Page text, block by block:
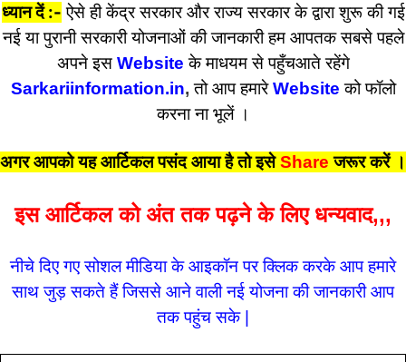
ध्यान दें :- ऐसे ही केंद्र सरकार और राज्य सरकार के द्वारा शुरू की गई
नई या पुरानी सरकारी योजनाओं की जानकारी हम आपतक सबसे पहले
अपने इसWebsite के माधयम से पहुँचआते रहेंगे
Sarkariinformation.in,तो आप हमारेWebsiteको फॉलो
करना ना भूलें ।
अगर आपको यह आर्टिकल पसंद आया है तो इसेShare जरूर करें ।
इस आर्टिकल को अंत तक पढ़ने के लिए धन्यवाद,,,
नीचे दिए गए सोशल मीडिया के आइकॉन पर क्लिक करके आप हमारे
साथ जुड़ सकते हैं जिससे आने वाली नई योजना की जानकारी आप
तक पहुंच सके |